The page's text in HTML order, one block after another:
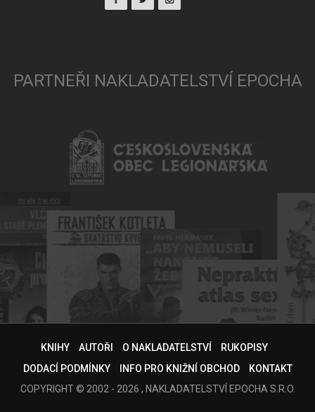
PARTNEŘI NAKLADATELSTVÍ EPOCHA
KNIHY AUTOŘI O NAKLADATELSTVÍ
RUKOPISY
DODACÍ PODMÍNKY
INFO PRO KNIŽNÍ OBCHOD
KONTAKT
COPYRIGHT © 2002 - 2026 , NAKLADATELSTVÍ EPOCHA S.R.O.